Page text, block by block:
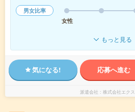
男女比率
女性
もっと見る
気になる! 応募へ進む
派遣会社 株式会社エク